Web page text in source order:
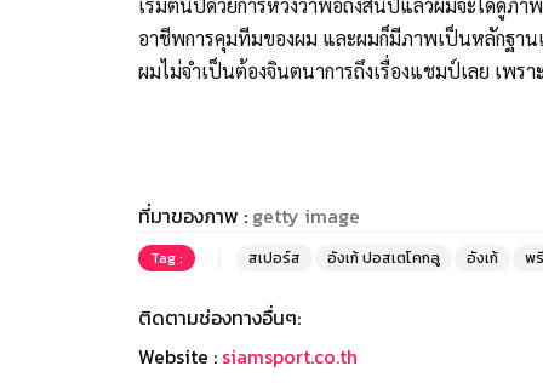
เริ่มต้นปีด้วยการหวังว่าพอถึงสิ้นปีแล้วผมจะได้ดู
อาชีพการคุมทีมของผม และผมก็มีภาพเป็นหลักฐา
ผมไม่จำเป็นต้องจินตนาการถึงเรื่องแชมป์เลย เพ
ที่มาของภาพ : getty image
Tag : สเปอร์ส อังเก้ ปอสเตโคกลู อังเก้ พ
ติดตามช่องทางอื่นๆ:
Website : siamsport.co.th